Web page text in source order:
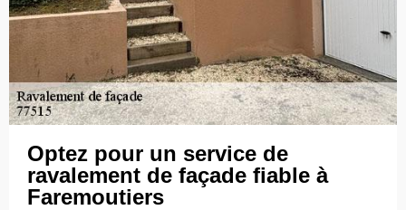
Optez pour un service de
ravalement de façade fiable à
Faremoutiers